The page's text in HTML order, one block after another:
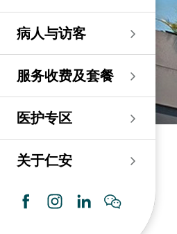
整形外科
肾科
老人科
血液及血液肿瘤科
肿瘤科
耳鼻喉科
儿科
言语治疗
伤口及造口专科护理服
药房​
仁安内视镜及日间手
术中心
内分泌及糖尿专科诊
仁安医院分科诊所 (尖
沙咀) 内视镜及日间治
疗中心
仁安医院分科诊所
仁安医院分科诊所
(荃湾)
病人与访客
服务收费及套餐
医护专区
护士训练学校
护士网上培训系统
(CNE)
关于仁安
感染控制